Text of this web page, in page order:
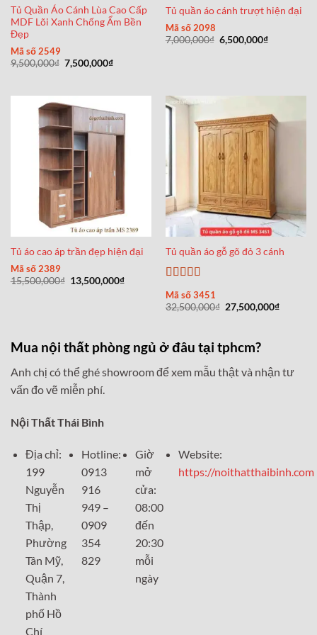
Tủ Quần Áo Cánh Lùa Cao Cấp
MDF Lõi Xanh Chống Ẩm Bền
Đẹp
Mã số 2549
9,500,000₫ Giá
gốc
7,500,000₫Giá
7,500,000₫.
Tủ quần áo cánh trượt hiện đại
Mã số 2098
7,000,000₫ Giá
gốc
6,500,000₫Giá
Tủ áo cao áp trần đẹp hiện đại
Mã số 2389
15,500,000₫ Giá
gốc
13,500,000₫Giá
Tủ quần áo gỗ gõ đỏ 3 cánh
Được xếp
hạng55 sao
Mã số 3451
32,500,000₫ Giá
gốc
27,500,000₫Giá
Mua nội thất phòng ngủ ở đâu tại tphcm?
Anh chị có thể ghé showroom để xem mẫu thật và nhận tư
vấn đo vẽ miễn phí.
Nội Thất Thái Bình
Địa chỉ:
199
Nguyễn
Thị
Thập,
Phường
Tân Mỹ,
Quận 7,
Thành
phố Hồ
Chí
Hotline:
0913
916
949 –
0909
354
829
Giờ
mở
cửa:
08:00
đến
20:30
mỗi
ngày
Website:
https://noithatthaibinh.com